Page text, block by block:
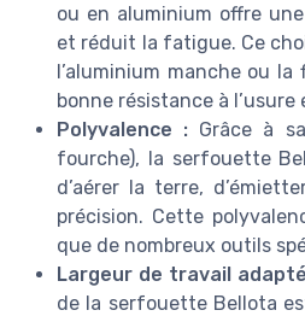
ou en aluminium offre
et réduit la fatigue. Ce
l’aluminium manche ou
bonne résistance à
Polyvalence : Grâce à
fourche), la serfouette
d’aérer la terre,
précision. Cette
que de nombreux outils
Largeur de travail
de la serfouette Bellota